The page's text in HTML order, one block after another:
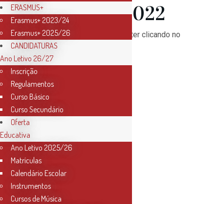
Fevereiro 2022
Subscreva a nossa newsletter clicando no
botão “
ERASMUS+
Erasmus+ 2023/24
Erasmus+ 2025/26
CANDIDATURAS
Ano Letivo 26/27
Inscrição
Regulamentos
Curso Básico
Curso Secundário
Oferta
Educativa
Ano Letivo 2025/26
Matrículas
Calendário Escolar
Instrumentos
Cursos de Música